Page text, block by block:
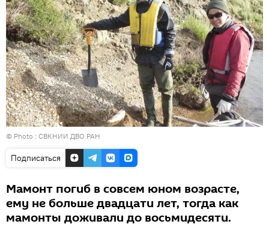
© Photo : СВКНИИ ДВО РАН
Подписаться
Мамонт погиб в совсем юном возрасте,
ему не больше двадцати лет, тогда как
мамонты доживали до восьмидесяти.